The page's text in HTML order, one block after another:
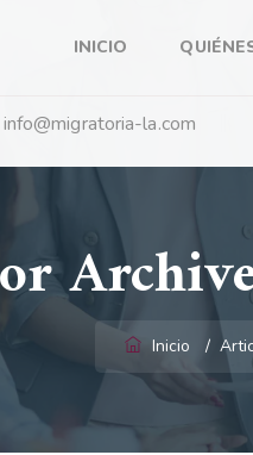
INICIO
info@migratoria-la.com
Inicio /